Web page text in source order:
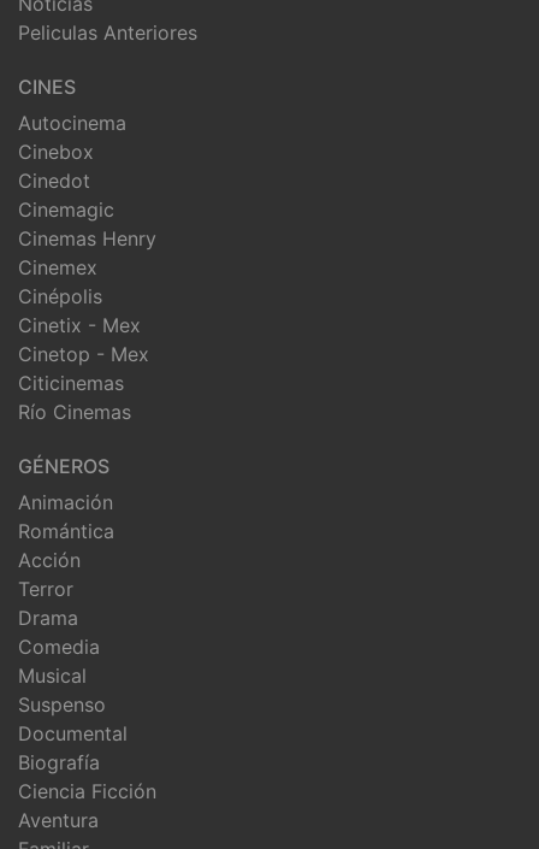
Peliculas Anteriores
CINES
Autocinema
Cinebox
Cinedot
Cinemagic
Cinemas Henry
Cinemex
Cinépolis
Cinetix - Mex
Cinetop - Mex
Citicinemas
Río Cinemas
GÉNEROS
Animación
Romántica
Acción
Terror
Drama
Comedia
Musical
Suspenso
Documental
Biografía
Ciencia Ficción
Aventura